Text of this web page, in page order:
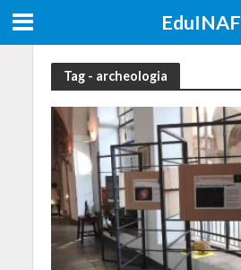
EduINAF
Tag - archeologia